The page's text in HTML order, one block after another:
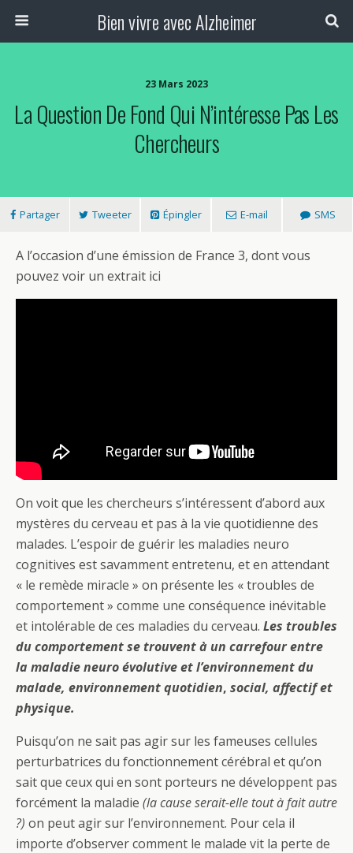
Bien vivre avec Alzheimer
23 Mars 2023
La Question De Fond Qui N’intéresse Pas Les
Chercheurs
Partager Tweeter Épingler E-mail SMS
A l’occasion d’une émission de France 3, dont vous
pouvez voir un extrait ici
On voit que les chercheurs s’intéressent d’abord aux
mystères du cerveau et pas à la vie quotidienne des
malades. L’espoir de guérir les maladies neuro
cognitives est savamment entretenu, et en attendant
« le remède miracle » on présente les « troubles de
comportement » comme une conséquence inévitable
et intolérable de ces maladies du cerveau. Les troubles
du comportement se trouvent à un carrefour entre
la maladie neuro évolutive et l’environnement du
malade, environnementquotidien, social, affectif et
physique.
Puisqu’on ne sait pas agir sur les fameuses cellules
perturbatrices du fonctionnement cérébral et qu’on
sait que ceux qui en sont porteurs ne développent pas
forcément la maladie (la cause serait-elle tout à fait autre
?) on peut agir sur l’environnement. Pour cela il
importe d’observer comment le malade vit la perte de